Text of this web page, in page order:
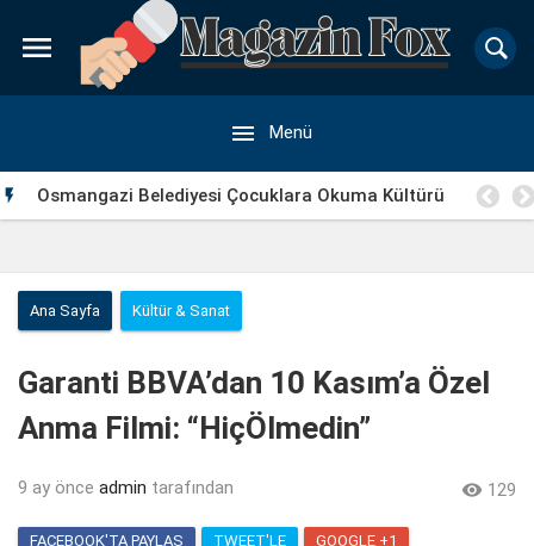

 Menü
 Osmangazi Belediyesi Çocuklara Okuma Kültürü
Ana Sayfa Kültür & Sanat
Garanti BBVA’dan 10 Kasım’a Özel
Anma Filmi: “HiçÖlmedin”
9 ay önce admin tarafından  129
FACEBOOK'TA PAYLAŞ TWEET'LE
GOOGLE +1